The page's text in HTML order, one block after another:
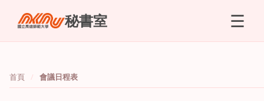
秘書室 ☰
首頁 會議日程表